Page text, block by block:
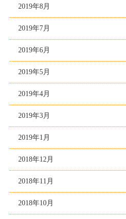
2019年8月
2019年7月
2019年6月
2019年5月
2019年4月
2019年3月
2019年1月
2018年12月
2018年11月
2018年10月